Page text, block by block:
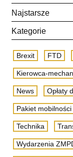
Najstarsze
Kategorie
Brexit FTD
Kierowca-
News Opłaty
Pakiet mobilności
Technika
Wydarzenia